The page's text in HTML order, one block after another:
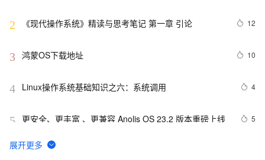
2 《现代操作系统》精读与思考笔记 第一章 引论 12
3 鸿蒙OS下载地址 10
4 Linux操作系统基础知识之六：系统调用 4
5 更安全、更丰富 、更兼容 Anolis OS 23.2 版本重磅上线 5
6 深入Linux内核架构：操作系统的核心奥秘